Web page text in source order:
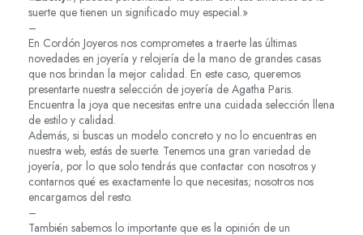
suerte que tienen un significado muy especial.»
–
En Cordón Joyeros nos comprometes a traerte las últimas
novedades en joyería y relojería de la mano de grandes casas
que nos brindan la mejor calidad. En este caso, queremos
presentarte nuestra selección de joyería de Agatha Paris.
Encuentra la joya que necesitas entre una cuidada selección llena
de estilo y calidad.
Además, si buscas un modelo concreto y no lo encuentras en
nuestra web, estás de suerte. Tenemos una gran variedad de
joyería, por lo que solo tendrás que contactar con nosotros y
contarnos qué es exactamente lo que necesitas; nosotros nos
encargamos del resto.
–
También sabemos lo importante que es la opinión de un